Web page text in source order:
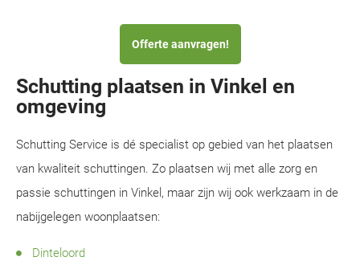
Offerte aanvragen!
Schutting plaatsen in Vinkel en
omgeving
Schutting Service is dé specialist op gebied van het plaatsen
van kwaliteit schuttingen. Zo plaatsen wij met alle zorg en
passie schuttingen in Vinkel, maar zijn wij ook werkzaam in de
nabijgelegen woonplaatsen:
Dinteloord